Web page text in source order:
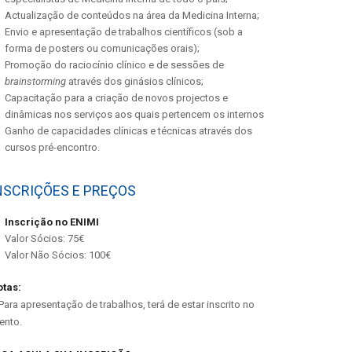
Actualização de conteúdos na área da Medicina Interna;
Envio e apresentação de trabalhos científicos (sob a
forma de posters ou comunicações orais);
Promoção do raciocínio clínico e de sessões de
brainstorming através dos ginásios clínicos;
Capacitação para a criação de novos projectos e
dinâmicas nos serviços aos quais pertencem os internos
Ganho de capacidades clínicas e técnicas através dos
cursos pré-encontro.
E PREÇOS
Inscrição no ENIMI
Valor Sócios: 75€
Valor Não Sócios: 100€
apresentação de trabalhos, terá de estar inscrito no